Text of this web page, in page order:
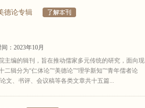
德论专辑
：2023年10月
主编的辑刊，旨在推动儒家多元传统的研究，面向现
辑分为“仁体论”“美德论”“理学新知”“青年儒者论
文、书评、会议稿等各类文章共十五篇...